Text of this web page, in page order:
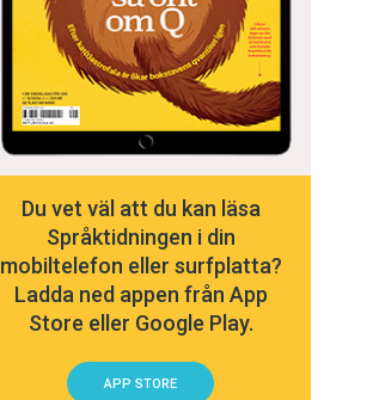
Du vet väl att du kan läsa
Språktidningen i din
mobiltelefon eller surfplatta?
Ladda ned appen från App
Store eller Google Play.
APP STORE